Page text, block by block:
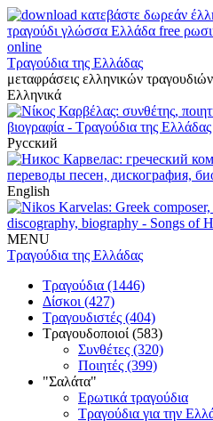
Τραγούδια της Ελλάδας
μεταφράσεις ελληνικών
Ελληνικά
Русский
English
MENU
Τραγούδια της Ελλάδας
Τραγούδια (1446)
Δίσκοι (427)
Τραγουδιστές (404)
Τραγουδοποιοί (583)
Συνθέτες (320)
Ποιητές (399)
"Σαλάτα"
Ερωτικά τραγούδια
Τραγούδια για την